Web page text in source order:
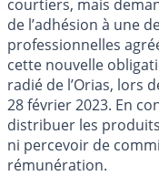
courtiers, mais
de l’adhésion à une
professionnelles
cette nouvelle
radié de l’Orias, lors
28 février 2023. En
distribuer les
ni percevoir de
rémunération.